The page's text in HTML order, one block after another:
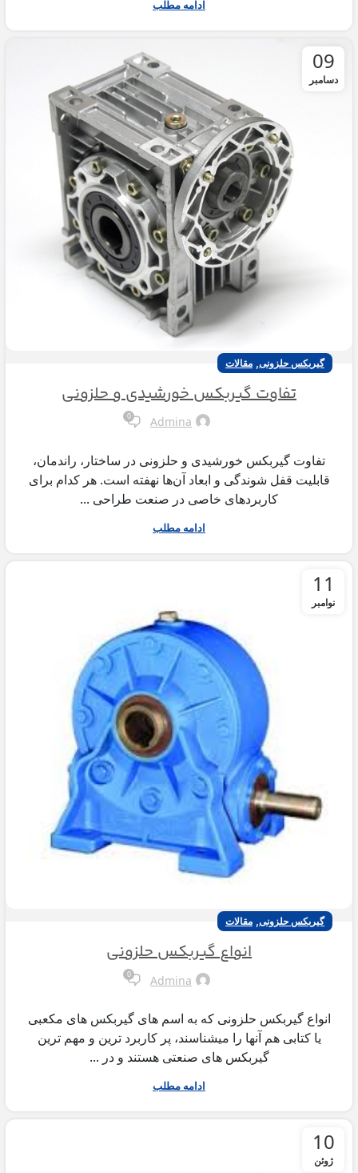
ادامه مطلب
09
دسامبر
گیربکس حلزونی, مقالات
تفاوت گیربکس خورشیدی و حلزونی
Admina
0
تفاوت گیربکس خورشیدی و حلزونی در ساختار، راندمان،
قابلیت قفل شوندگی و ابعاد آن‌ها نهفته است. هر کدام برای
کاربردهای خاصی در صنعت طراحی ...
ادامه مطلب
11
نوامبر
گیربکس حلزونی, مقالات
انواع گیربکس حلزونی
Admina
0
انواع گیربکس حلزونی که به اسم های گیربکس های مکعبی
یا کتابی هم آنها را میشناسند، پر کاربرد ترین و مهم ترین
گیربکس های صنعتی هستند و در ...
ادامه مطلب
10
ژوئن